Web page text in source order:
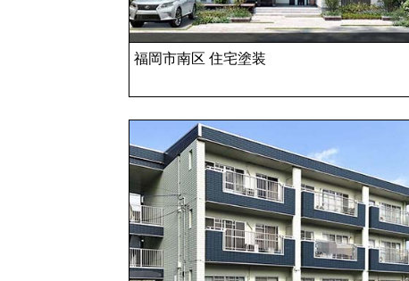
福岡市南区 住宅塗装